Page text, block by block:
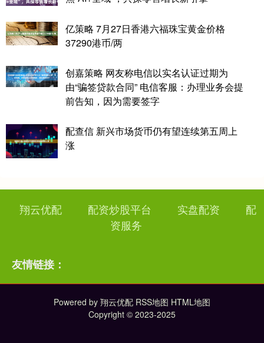
亿策略 7月27日香港六福珠宝黄金价格
37290港币/两
创嘉策略 网友称电信以实名认证过期为
由“骗签贷款合同” 电信客服：办理业务会提
前告知，因为需要签字
配查信 新兴市场货币仍有望连续第五周上
涨
翔云优配 配资炒股平台 实盘配资
配
资服务
友情链接：
Powered by 翔云优配 RSS地图 HTML地图
Copyright © 2023-2025